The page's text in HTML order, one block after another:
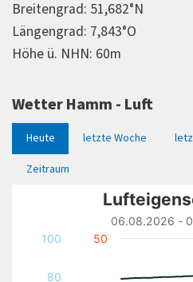
Breitengrad: 51,682°N
Längengrad: 7,843°O
Höhe ü. NHN: 60m
Wetter Hamm - Luft
Heute letzte Woche
Zeitraum
Lufteigenschaften
Line chart with 3 lines.
06.08.2026 - 07.08.2026
The chart has 1 X axis
06.08.2026 -
50
80
100